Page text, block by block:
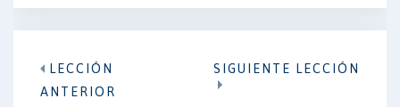
LECCIÓN
ANTERIOR
SIGUIENTE LECCIÓN